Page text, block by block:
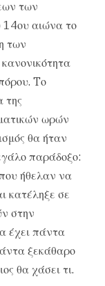
των
14ου αιώνα το
των
Tο
της
ωρών
θα ήταν
παράδοξο:
ήθελαν να
κατέληξε σε
στην
έχει πάντα
ξεκάθαρο
θα χάσει τι.